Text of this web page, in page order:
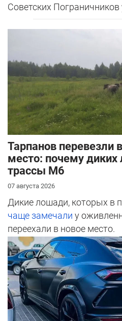
Советских Пограничников
Тарпанов перевезли
место: почему
трассы М6
07 августа 2026
Дикие лошади, которых в
чаще замечали у
переехали в новое место.